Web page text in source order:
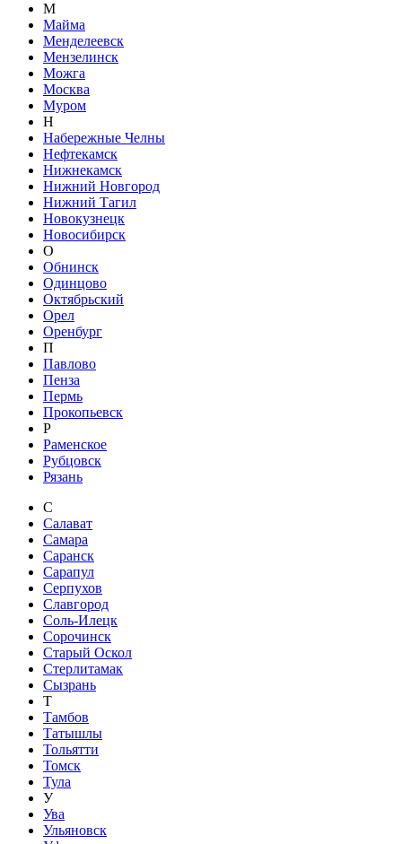
М
Майма
Менделеевск
Мензелинск
Можга
Москва
Муром
Н
Набережные Челны
Нефтекамск
Нижнекамск
Нижний Новгород
Нижний Тагил
Новокузнецк
Новосибирск
О
Обнинск
Одинцово
Октябрьский
Орел
Оренбург
П
Павлово
Пенза
Пермь
Прокопьевск
Р
Раменское
Рубцовск
Рязань
С
Салават
Самара
Саранск
Сарапул
Серпухов
Славгород
Соль-Илецк
Сорочинск
Старый Оскол
Стерлитамак
Сызрань
Т
Тамбов
Татышлы
Тольятти
Томск
Тула
У
Ува
Ульяновск